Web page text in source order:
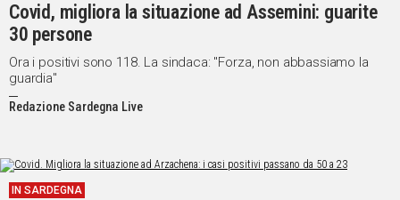
UNISCITI
WHATSAPP
Covid, migliora la situazione ad Assemini: guarite
30 persone
Ora i positivi sono 118. La sindaca: "Forza, non abbassiamo la
guardia"
Redazione Sardegna Live
IN SARDEGNA